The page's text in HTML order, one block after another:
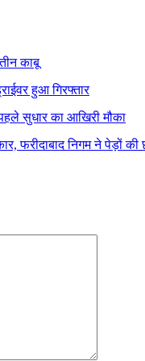
काबू
हुआ गिरफ्तार
सुधार का आखिरी मौका
फरीदाबाद निगम ने पेड़ों